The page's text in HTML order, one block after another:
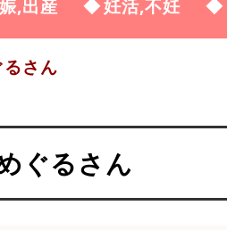
,出産 妊活,不妊
さん
ぐるさん